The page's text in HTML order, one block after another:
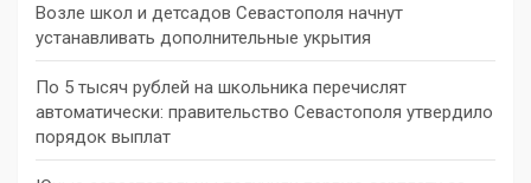
Возле школ и детсадов Севастополя начнут
устанавливать дополнительные укрытия
По 5 тысяч рублей на школьника перечислят
автоматически: правительство Севастополя утвердило
порядок выплат